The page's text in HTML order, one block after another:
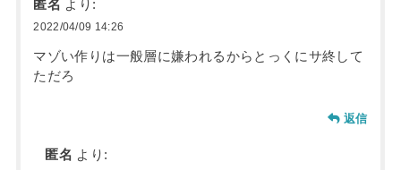
匿名 より:
2022/04/09 14:26
マゾい作りは一般層に嫌われるからとっくにサ終して
ただろ
返信
匿名 より: